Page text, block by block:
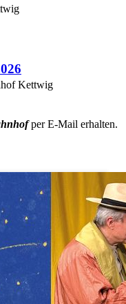
per E-Mail erhalten.